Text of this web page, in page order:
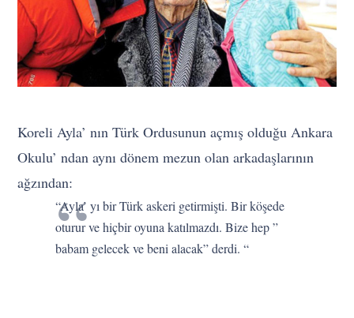
Koreli Ayla’ nın Türk Ordusunun açmış olduğu Ankara
Okulu’ ndan aynı dönem mezun olan arkadaşlarının
ağzından:
“Ayla’ yı bir Türk askeri getirmişti. Bir köşede
oturur ve hiçbir oyuna katılmazdı. Bize hep ”
babam gelecek ve beni alacak” derdi. “